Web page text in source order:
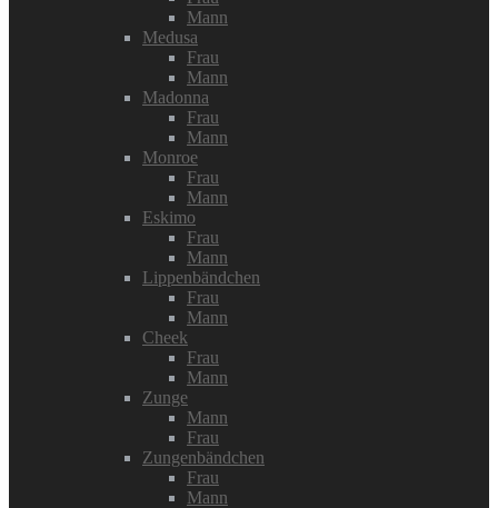
Mann
Medusa
Frau
Mann
Madonna
Frau
Mann
Monroe
Frau
Mann
Eskimo
Frau
Mann
Lippenbändchen
Frau
Mann
Cheek
Frau
Mann
Zunge
Mann
Frau
Zungenbändchen
Frau
Mann